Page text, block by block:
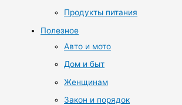
Продукты питания
Полезное
Авто и мото
Дом и быт
Женщинам
Закон и порядок